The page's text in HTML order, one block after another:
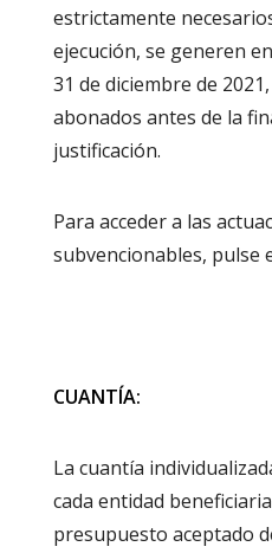
estrictamente
ejecución, se generen
31 de diciembre de
abonados antes de la
justificación.
Para acceder a las
subvencionables, pulse
CUANTÍA:
La cuantía
cada entidad
presupuesto aceptado